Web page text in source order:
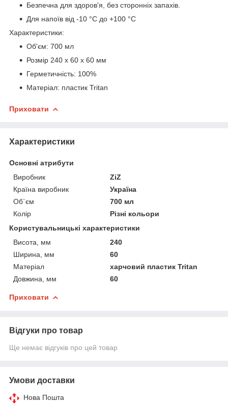
Безпечна для здоров'я, без сторонніх запахів.
Для напоїв від -10 °C до +100 °C
Характеристики:
Об'єм: 700 мл
Розмір 240 x 60 x 60 мм
Герметичність: 100%
Матеріал: пластик Tritan
Приховати
Характеристики
Основні атрибути
Виробник
ZiZ
Країна виробник
Україна
Об`єм
700 мл
Колір
Різні кольори
Користувальницькі характеристики
Висота, мм
240
Ширина, мм
60
Матеріал
харчовий пластик Tritan
Довжина, мм
60
Приховати
Відгуки про товар
Ще немає відгуків про цей товар
Умови доставки
Нова Пошта